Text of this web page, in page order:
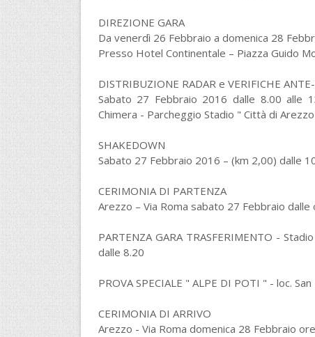
DIREZIONE GARA
Da venerdì 26 Febbraio a domenica 28
Presso Hotel Continentale – Piazza Guido
DISTRIBUZIONE RADAR e VERIFICHE
Sabato 27 Febbraio 2016 dalle 8.00 alle
Chimera - Parcheggio Stadio " Città di
SHAKEDOWN
Sabato 27 Febbraio 2016 – (km 2,00) dalle
CERIMONIA DI PARTENZA
Arezzo – Via Roma sabato 27 Febbraio dalle
PARTENZA GARA TRASFERIMENTO -
dalle 8.20
PROVA SPECIALE " ALPE DI POTI " - loc.
CERIMONIA DI ARRIVO
Arezzo - Via Roma domenica 28 Febbraio